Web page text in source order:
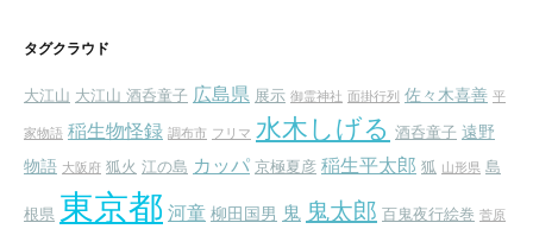
イ
タグクラウド
大江山 大江山 酒呑童子 広島県 展示 御霊神社 面掛行列 佐々木喜善 平
家物語 稲生物怪録 調布市 フリマ 水木しげる 酒呑童子 遠野
物語 大阪府 狐火 江の島 カッパ 京極夏彦 稲生平太郎 狐 山形県 島
根県 東京都 河童 柳田国男 鬼 鬼太郎 百鬼夜行絵巻 菅原